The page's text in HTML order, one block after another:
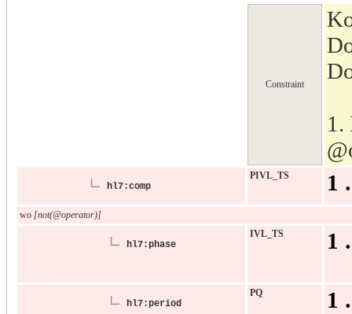
Constraint
1.
hl7:comp
PIVL_TS 1
wo [not(@operator)]
hl7:phase
IVL_TS 1
hl7:period
PQ 1